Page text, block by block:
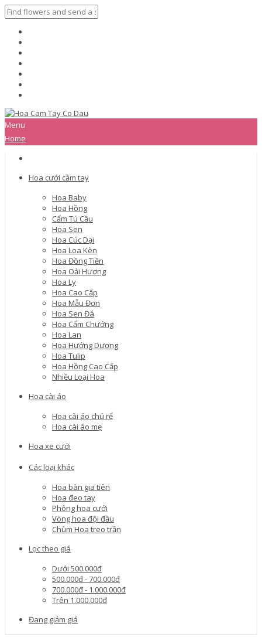
Menu
Home
Hoa cưới cầm tay
Hoa Baby
Hoa Hồng
Cẩm Tú Cầu
Hoa Sen
Hoa Cúc Dại
Hoa Loa Kèn
Hoa Đồng Tiền
Hoa Oải Hương
Hoa Ly
Hoa Cao Cấp
Hoa Mẫu Đơn
Hoa Sen Đá
Hoa Cẩm Chướng
Hoa Lan
Hoa Hướng Dương
Hoa Tulip
Hoa Hồng Cao Cấp
Nhiều Loại Hoa
Hoa cài áo
Hoa cài áo chú rể
Hoa cài áo mẹ
Hoa xe cưới
Các loại khác
Hoa bàn gia tiên
Hoa đeo tay
Phông hoa cưới
Vòng hoa đội đầu
Chùm Hoa treo trần
Lọc theo giá
Dưới 500.000đ
500.000đ - 700.000đ
700.000đ - 1.000.000đ
Trên 1.000.000đ
Đang giảm giá